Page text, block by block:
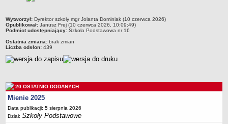
Wielofunkcyjna Placówka
SPECJALNE OŚRODKI SZKOLNO-WYCHOWAWCZE
Specjalny Ośrodek nr 1
Specjalny Ośrodek nr 5
Statut
Majątek
Godziny dyżurów
metryczka
Wytworzył: Dyrektor szkoły mgr Jolanta Dominiak (10 czerwca 2026)
Opublikował: Janusz Frej (10 czerwca 2026, 10:09:49)
Podmiot udostępniający: Szkoła Podstawowa nr 16
Ostatnia zmiana: brak zmian
Liczba odsłon: 439
20 OSTATNIO DODANYCH
Mienie 2025
Data publikacji: 5 sierpnia 2026
Dział:Szkoły Podstawowe